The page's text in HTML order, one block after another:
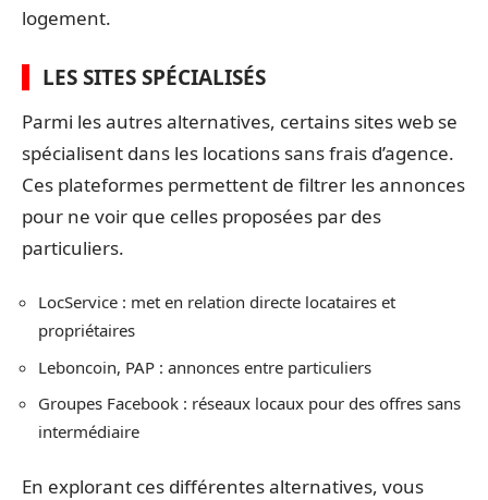
logement.
LES SITES SPÉCIALISÉS
Parmi les autres alternatives, certains sites web se
spécialisent dans les locations sans frais d’agence.
Ces plateformes permettent de filtrer les annonces
pour ne voir que celles proposées par des
particuliers.
LocService : met en relation directe locataires et
propriétaires
Leboncoin, PAP : annonces entre particuliers
Groupes Facebook : réseaux locaux pour des offres sans
intermédiaire
En explorant ces différentes alternatives, vous